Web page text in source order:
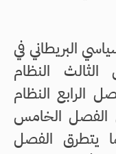
البريطاني في
الثالث النظام
الرابع النظام
الفصل الخامس
يتطرق الفصل